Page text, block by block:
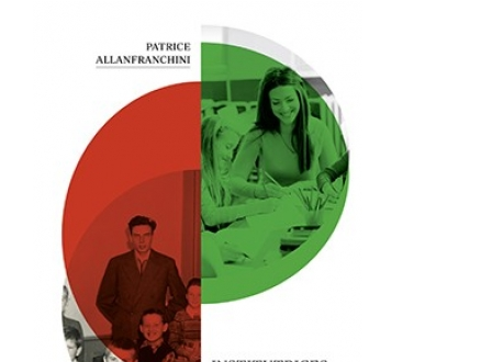
Autres civilisations
Thématiques